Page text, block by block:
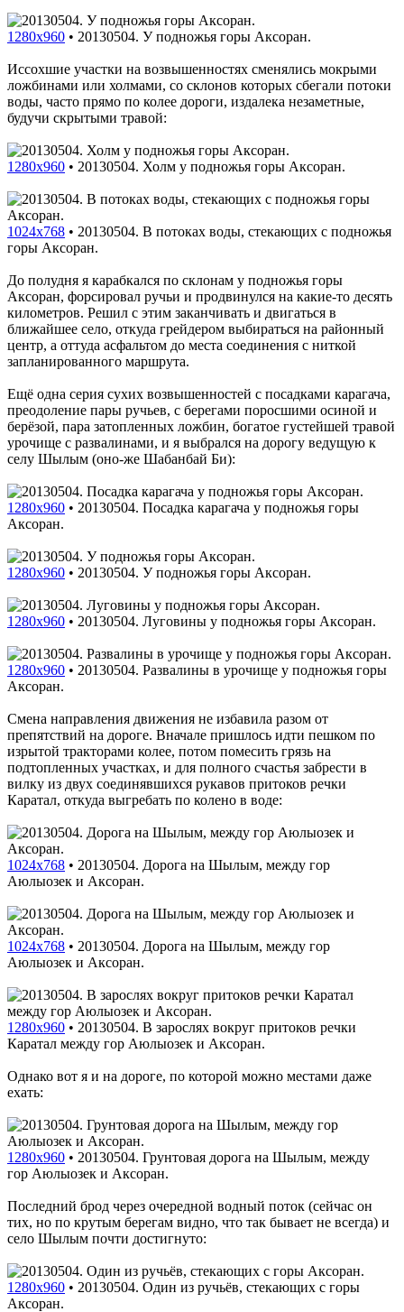
1280x960 • 20130504. У подножья горы Аксоран.
Иссохшие участки на возвышенностях сменялись мокрыми
ложбинами или холмами, со склонов которых сбегали потоки
воды, часто прямо по колее дороги, издалека незаметные,
будучи скрытыми травой:
1280x960 • 20130504. Холм у подножья горы Аксоран.
1024x768 • 20130504. В потоках воды, стекающих с подножья
горы Аксоран.
До полудня я карабкался по склонам у подножья горы
Аксоран, форсировал ручьи и продвинулся на какие-то десять
километров. Решил с этим заканчивать и двигаться в
ближайшее село, откуда грейдером выбираться на районный
центр, а оттуда асфальтом до места соединения с ниткой
запланированного маршрута.
Ещё одна серия сухих возвышенностей с посадками карагача,
преодоление пары ручьев, с берегами поросшими осиной и
берёзой, пара затопленных ложбин, богатое густейшей травой
урочище с развалинами, и я выбрался на дорогу ведущую к
селу Шылым (оно-же Шабанбай Би):
1280x960 • 20130504. Посадка карагача у подножья горы
Аксоран.
1280x960 • 20130504. У подножья горы Аксоран.
1280x960 • 20130504. Луговины у подножья горы Аксоран.
1280x960 • 20130504. Развалины в урочище у подножья горы
Аксоран.
Смена направления движения не избавила разом от
препятствий на дороге. Вначале пришлось идти пешком по
изрытой тракторами колее, потом помесить грязь на
подтопленных участках, и для полного счастья забрести в
вилку из двух соединявшихся рукавов притоков речки
Каратал, откуда выгребать по колено в воде:
1024x768 • 20130504. Дорога на Шылым, между гор
Аюлыозек и Аксоран.
1024x768 • 20130504. Дорога на Шылым, между гор
Аюлыозек и Аксоран.
1280x960 • 20130504. В зарослях вокруг притоков речки
Каратал между гор Аюлыозек и Аксоран.
Однако вот я и на дороге, по которой можно местами даже
ехать:
1280x960 • 20130504. Грунтовая дорога на Шылым, между
гор Аюлыозек и Аксоран.
Последний брод через очередной водный поток (сейчас он
тих, но по крутым берегам видно, что так бывает не всегда) и
село Шылым почти достигнуто:
1280x960 • 20130504. Один из ручьёв, стекающих с горы
Аксоран.